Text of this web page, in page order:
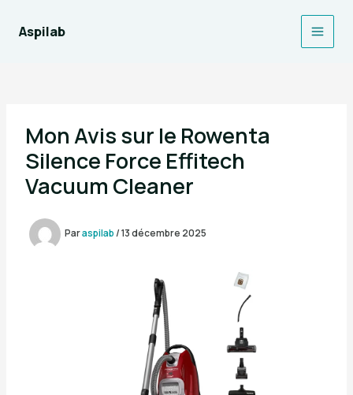
contenu
Aspilab
Main
Mon Avis sur le Rowenta
Silence Force Effitech
Vacuum Cleaner
Paraspilab/13 décembre 2025